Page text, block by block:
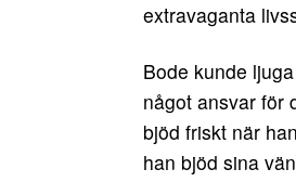
extravaganta
Bode kunde
något ansvar för
bjöd friskt när
han bjöd sina